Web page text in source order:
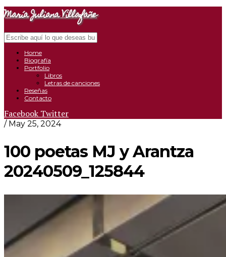
María Juliana Villafañe
Search
Close
Home
Biografía
Portfolio
Libros
Letras de canciones
Reseñas
Contacto
Facebook Twitter
/ May 25, 2024
100 poetas MJ y Arantza
20240509_125844